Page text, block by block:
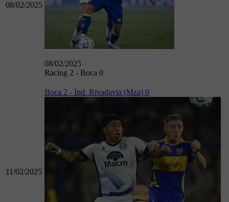
08/02/2025
08/02/2025
Racing 2 - Boca 0
11/02/2025
Boca 2 - Ind. Rivadavia (Mza) 0